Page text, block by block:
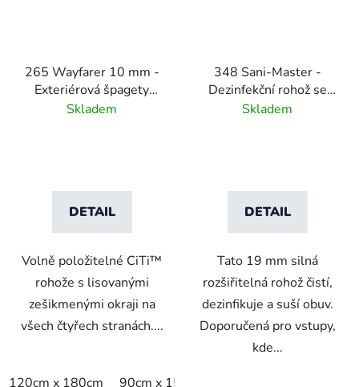
265 Wayfarer 10 mm -
Exteriérová špagety
rohož s podkladem
Skladem
DETAIL
Volně položitelné CiTi™
rohože s lisovanými
zešikmenými okraji na
všech čtyřech stranách....
120cm x 180cm 90cm x 150cm
348 Sani-Master -
Dezinfekční rohož se
sušicí zónou -
Skladem
DETAIL
Tato 19 mm silná
rozšiřitelná rohož čistí,
dezinfikuje a suší obuv.
Doporučená pro vstupy,
kde...